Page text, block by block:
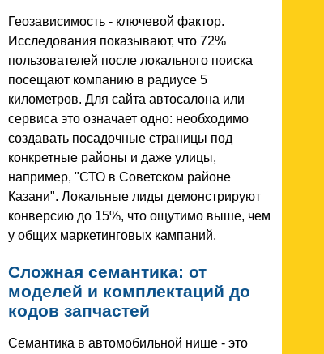
Геозависимость - ключевой фактор.
Исследования показывают, что 72%
пользователей после локального поиска
посещают компанию в радиусе 5
километров. Для сайта автосалона или
сервиса это означает одно: необходимо
создавать посадочные страницы под
конкретные районы и даже улицы,
например, "СТО в Советском районе
Казани". Локальные лиды демонстрируют
конверсию до 15%, что ощутимо выше, чем
у общих маркетинговых кампаний.
Сложная семантика: от
моделей и комплектаций до
кодов запчастей
Семантика в автомобильной нише - это